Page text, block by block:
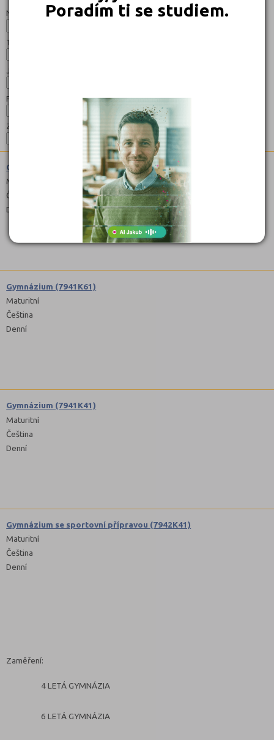
Poradím ti se studiem.
Název:
Typ:
Jazyk:
Forma:
Zaměření:
Gymnázium (7941K81)
Maturitní
Čeština
Denní
Gymnázium (7941K61)
Maturitní
Čeština
Denní
Gymnázium (7941K41)
Maturitní
Čeština
Denní
Gymnázium se sportovní přípravou (7942K41)
Maturitní
Čeština
Denní
Zaměření:
4 LETÁ GYMNÁZIA
6 LETÁ GYMNÁZIA